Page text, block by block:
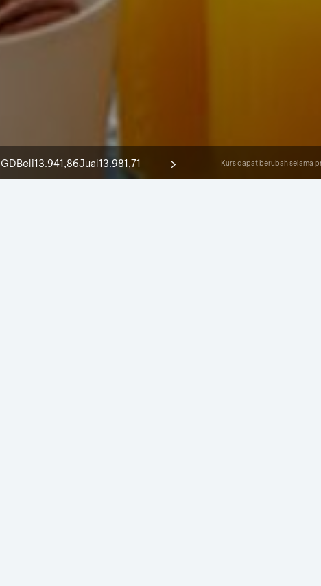
Beli17.893,00Jual17.913,00 Kurs dapat berubah selama